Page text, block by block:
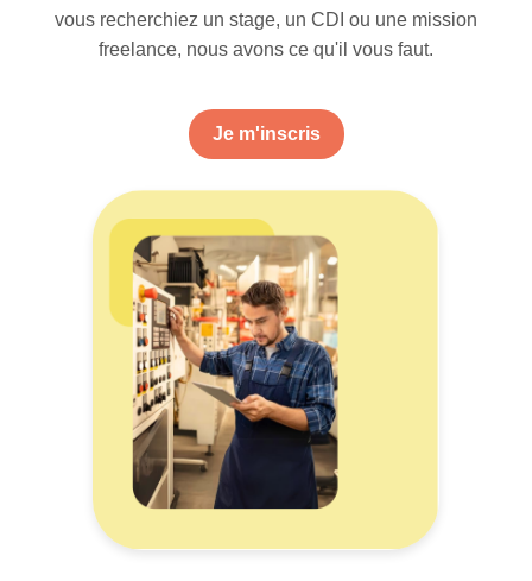
vous recherchiez un stage, un CDI ou une mission
freelance, nous avons ce qu'il vous faut.
Je m'inscris